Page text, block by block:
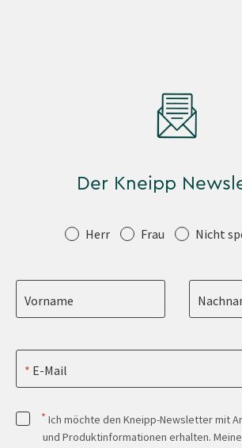
Der Kneipp
Anrede Herr Frau Nicht
Vorname
E-Mail
* Ich möchte den Kneipp-Newsletter mit
und Produktinformationen erhalten.